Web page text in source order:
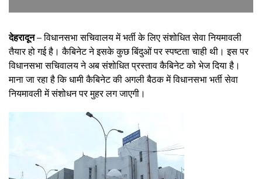
देहरादून –विधानसभा सचिवालय में भर्ती के लिए संशोधित सेवा नियमावली
तैयार हो गई है। कैबिनेट ने इसके कुछ बिंदुओं पर स्पष्टता चाही थी। इस पर
विधानसभा सचिवालय ने अब संशोधित प्रस्ताव कैबिनेट को भेज दिया है।
माना जा रहा है कि धामी कैबिनेट की अगली बैठक में विधानसभा भर्ती सेवा
नियमावली में संशोधन पर मुहर लग जाएगी।